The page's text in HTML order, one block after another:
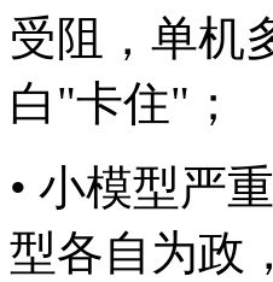
受阻，单
白"卡住"；
• 小模型严
型各自为政